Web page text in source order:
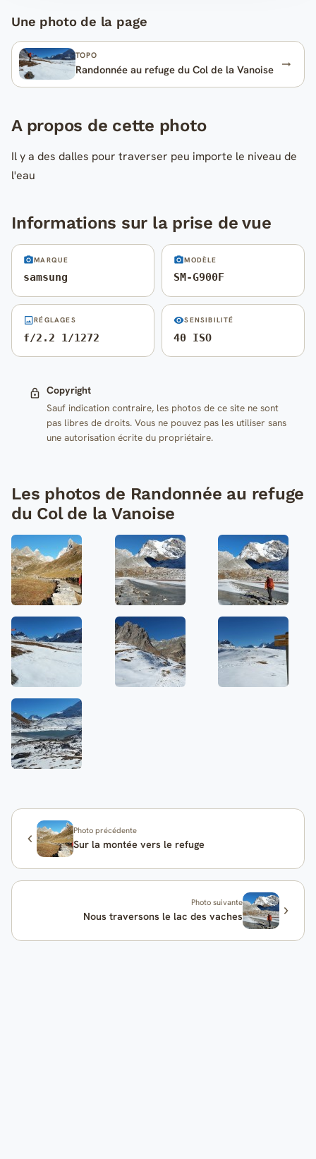
Une photo de la page
TOPO
Randonnée au refuge du Col de la Vanoise
A propos de cette photo
Il y a des dalles pour traverser peu importe le niveau de
l'eau
Informations sur la prise de vue
MARQUE
samsung
MODÈLE
SM-G900F
RÉGLAGES
f/2.2 1/1272
SENSIBILITÉ
40 ISO
Copyright
Sauf indication contraire, les photos de ce site ne sont
pas libres de droits. Vous ne pouvez pas les utiliser sans
une autorisation écrite du propriétaire.
Les photos de Randonnée au refuge
du Col de la Vanoise
Photo précédente
Sur la montée vers le refuge
Photo suivante
Nous traversons le lac des vaches